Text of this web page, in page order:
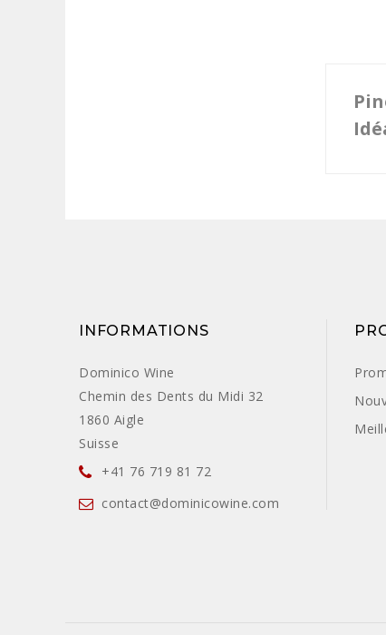
INFORMATIONS
Dominico Wine
Chemin des Dents du Midi 32
1860 Aigle
Suisse
+41 76 719 81 72
contact@dominicowine.com